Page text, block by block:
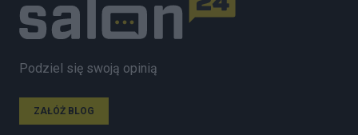
Podziel się swoją opinią
ZAŁÓŻ BLOG